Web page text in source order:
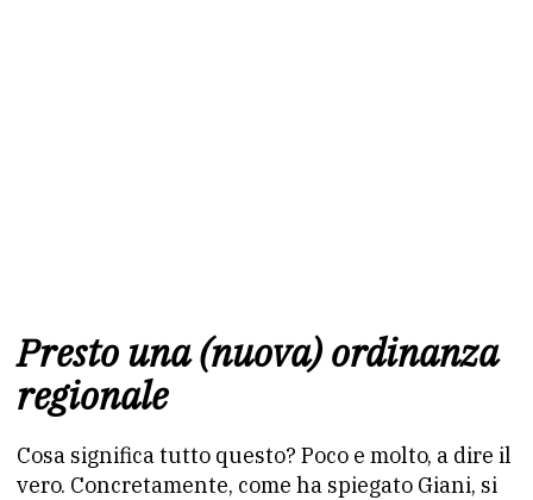
Presto una (nuova) ordinanza
regionale
Cosa significa tutto questo? Poco e molto, a dire il
vero. Concretamente, come ha spiegato Giani, si